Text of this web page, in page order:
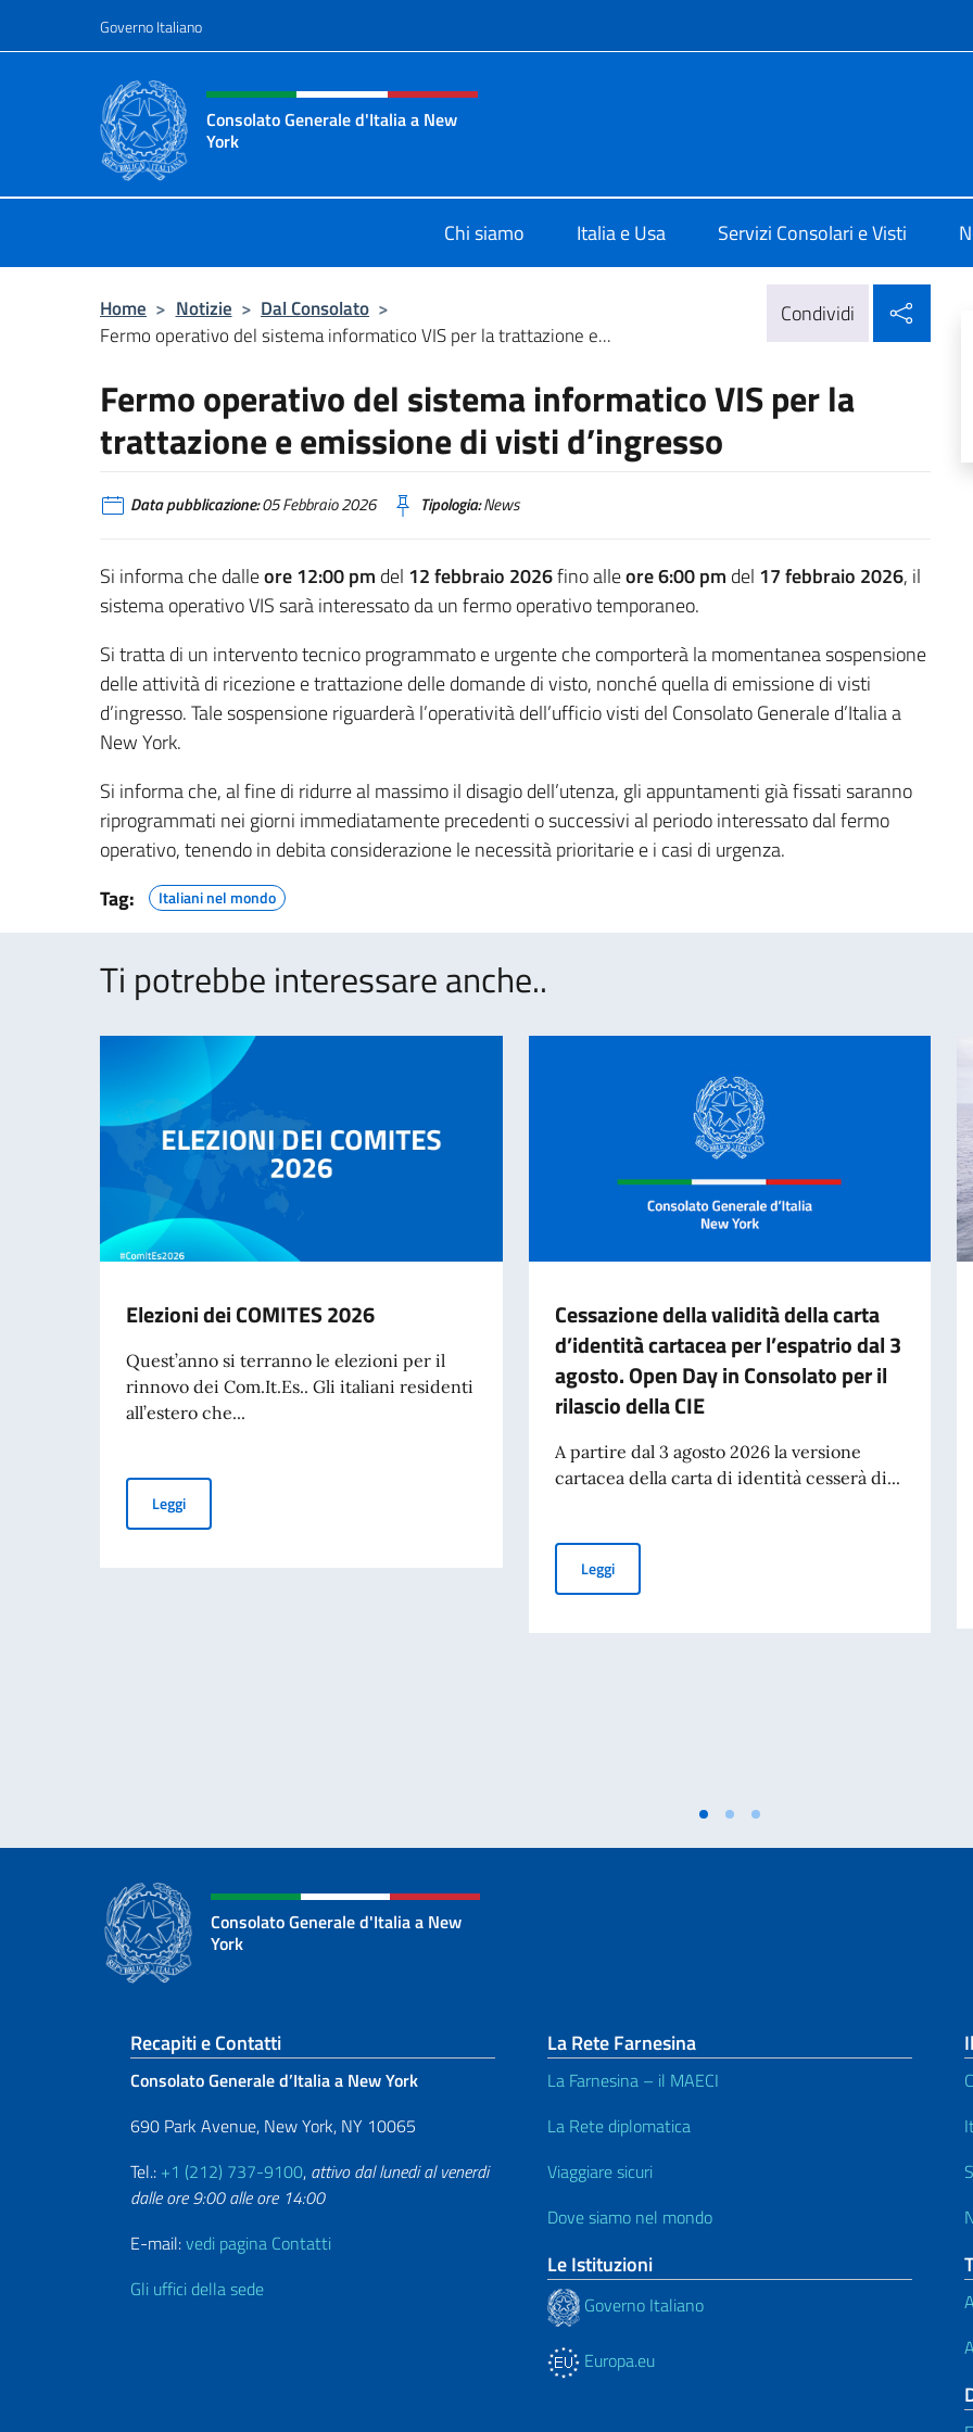
Governo Italiano
Intestazione sito, social e menù
Consolato Generale d'Italia a New
York
Chi siamo Italia e Usa Servizi Consolari e Visti
Home > Notizie > Dal Consolato >
Fermo operativo del sistema informatico VIS per la trattazione e...
Condividi
Fermo operativo del sistema informatico VIS per la
trattazione e emissione di visti d’ingresso
Data pubblicazione:05 Febbraio 2026 Tipologia:News
Si informa che dalleore 12:00 pm del 12 febbraio 2026fino alleore 6:00 pm del 17 febbraio 2026, il
sistema operativo VIS sarà interessato da un fermo operativo temporaneo.
Si tratta di un intervento tecnico programmato e urgente che comporterà la momentanea sospensione
delle attività di ricezione e trattazione delle domande di visto, nonché quella di emissione di visti
d’ingresso. Tale sospensione riguarderà l’operatività dell’ufficio visti del Consolato Generale d’Italia a
New York.
Si informa che, al fine di ridurre al massimo il disagio dell’utenza, gli appuntamenti già fissati saranno
riprogrammati nei giorni immediatamente precedenti o successivi al periodo interessato dal fermo
operativo, tenendo in debita considerazione le necessità prioritarie e i casi di urgenza.
Tag:
Italiani nel mondo
Ti potrebbe interessare anche..
Elezioni dei COMITES 2026
Quest’anno si terranno le elezioni per il
rinnovo dei Com.It.Es.. Gli italiani residenti
all’estero che...
LeggiElezioni dei COMITES 2026
Cessazione della validità della carta
d’identità cartacea per l’espatrio dal 3
agosto. Open Day in Consolato per il
rilascio della CIE
A partire dal 3 agosto 2026 la versione
cartacea della carta di identità cesserà di...
LeggiCessazione della validità della carta d’identità cartacea
Consolato Generale d'Italia a New
York
Sezione footer
Recapiti e Contatti
Consolato Generale d’Italia a New York
690 Park Avenue, New York, NY 10065
Tel.: +1 (212) 737-9100, attivo dal lunedi al venerdi
dalle ore 9:00 alle ore 14:00
E-mail:vedi pagina Contatti
Gli uffici della sede
La Rete Farnesina
La Farnesina – il MAECI
La Rete diplomatica
Viaggiare sicuri
Dove siamo nel mondo
Le Istituzioni
Governo Italiano
Europa.eu